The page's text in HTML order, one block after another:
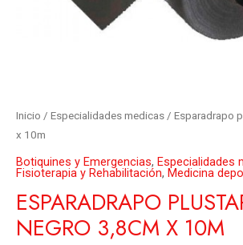
Inicio / Especialidades medicas / Esparadrapo
x 10m
Botiquines y Emergencias, Especialidades
Fisioterapia y Rehabilitación, Medicina
ESPARADRAPO
NEGRO 3,8CM X 10M